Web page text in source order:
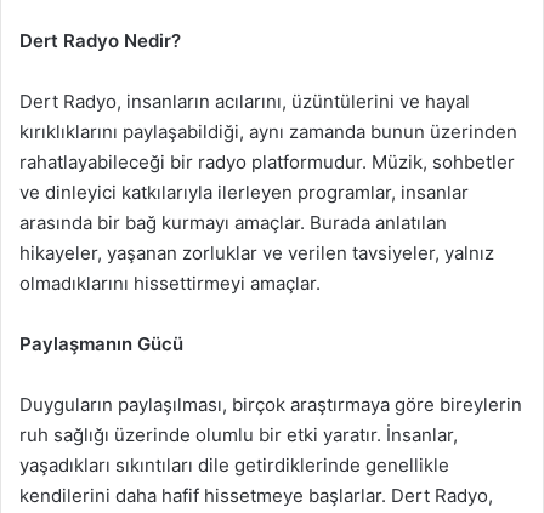
Dert Radyo Nedir?
Dert Radyo, insanların acılarını, üzüntülerini ve hayal
kırıklıklarını paylaşabildiği, aynı zamanda bunun üzerinden
rahatlayabileceği bir radyo platformudur. Müzik, sohbetler
ve dinleyici katkılarıyla ilerleyen programlar, insanlar
arasında bir bağ kurmayı amaçlar. Burada anlatılan
hikayeler, yaşanan zorluklar ve verilen tavsiyeler, yalnız
olmadıklarını hissettirmeyi amaçlar.
Paylaşmanın Gücü
Duyguların paylaşılması, birçok araştırmaya göre bireylerin
ruh sağlığı üzerinde olumlu bir etki yaratır. İnsanlar,
yaşadıkları sıkıntıları dile getirdiklerinde genellikle
kendilerini daha hafif hissetmeye başlarlar. Dert Radyo,